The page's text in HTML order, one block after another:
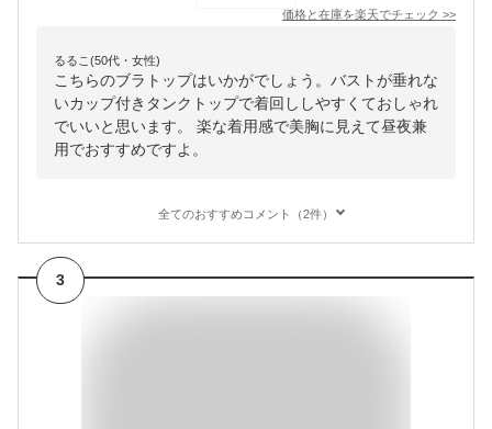
価格と在庫を楽天でチェック >>
るるこ(50代・女性)
こちらのブラトップはいかがでしょう。バストが垂れな
いカップ付きタンクトップで着回ししやすくておしゃれ
でいいと思います。 楽な着用感で美胸に見えて昼夜兼
用でおすすめですよ。
全てのおすすめコメント（2件）
3